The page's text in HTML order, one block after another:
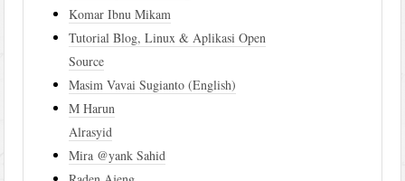
Komar Ibnu Mikam
Tutorial Blog, Linux & Aplikasi Open
Source
Masim Vavai Sugianto (English)
M Harun
Alrasyid
Mira @yank Sahid